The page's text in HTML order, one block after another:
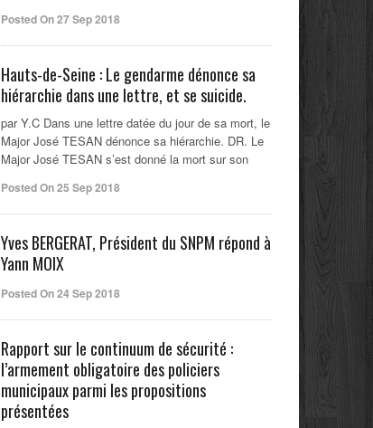
Posted On 27 Sep 2018
Hauts-de-Seine : Le gendarme dénonce sa
hiérarchie dans une lettre, et se suicide.
par Y.C Dans une lettre datée du jour de sa mort, le
Major José TESAN dénonce sa hiérarchie. DR. Le
Major José TESAN s’est donné la mort sur son
Posted On 25 Sep 2018
Yves BERGERAT, Président du SNPM répond à
Yann MOIX
Posted On 24 Sep 2018
Rapport sur le continuum de sécurité :
l’armement obligatoire des policiers
municipaux parmi les propositions
présentées